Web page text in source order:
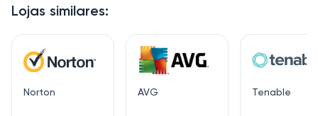
Lojas similares:
Norton AVG Tenable